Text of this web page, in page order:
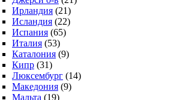
Ирландия (21)
Исландия (22)
Испания (65)
Италия (53)
Каталония (9)
Кипр (31)
Люксембург (14)
Македония (9)
Мальта (19)